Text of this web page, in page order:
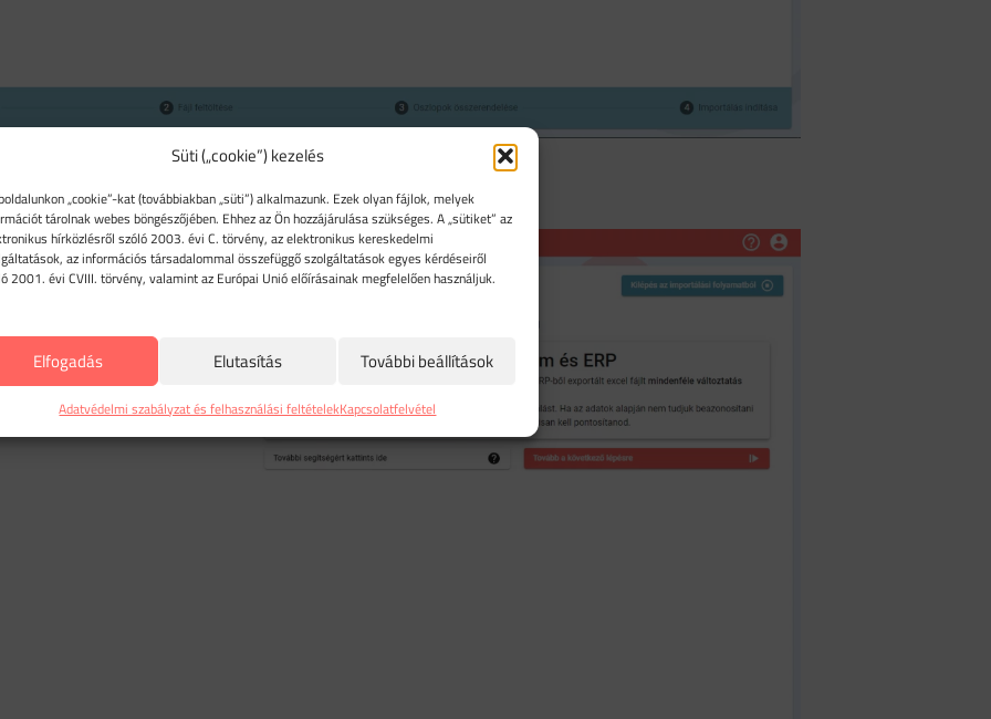
Süti („cookie”) kezelés
„cookie”-kat (továbbiakban „süti”) alkalmazunk. Ezek olyan fájlok, melyek
tárolnak webes böngészőjében. Ehhez az Ön hozzájárulása szükséges. A „sütiket” az
hírközlésről szóló 2003. évi C. törvény, az elektronikus kereskedelmi
az információs társadalommal összefüggő szolgáltatások egyes kérdéseiről
2001. évi CVIII. törvény, valamint az Európai Unió előírásainak megfelelően használjuk.
Elfogadás Elutasítás További beállítások
Adatvédelmi szabályzat és felhasználási feltételekKapcsolatfelvétel
Kattints aTovább a következő lépésregombra!